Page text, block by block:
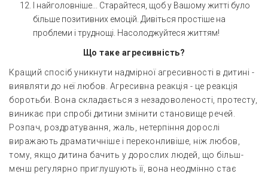
І найголовніше... Старайтеся, щоб у Вашому житті було
більше позитивних емоцій. Дивіться простіше на
проблеми і труднощі. Насолоджуйтеся життям!
Що таке агресивність?
Кращий спосіб уникнути надмірної агресивності в дитині -
виявляти до неї любов. Агресивна реакція - це реакція
боротьби. Вона складається з незадоволеності, протесту,
виникає при спробі дитини змінити становище речей.
Розпач, роздратування, жаль, нетерпіння дорослі
виражають драматичніше і переконливіше, ніж любов,
тому, якщо дитина бачить у дорослих людей, що більш-
менш регулярно приглушують її, вона неодмінно стає